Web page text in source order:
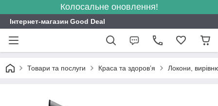
Колосальне оновлення!
Інтернет-магазин Good Deal
Товари та послуги Краса та здоровʼя Локони,